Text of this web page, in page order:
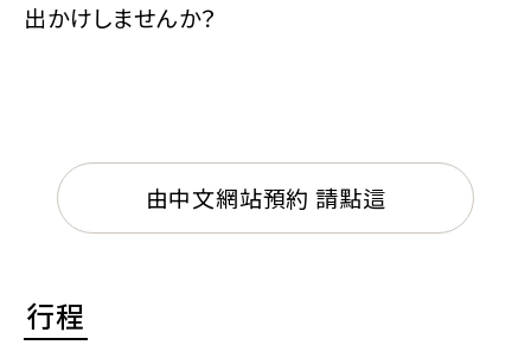
出かけしませんか？
由中文網站預約 請點這
行程